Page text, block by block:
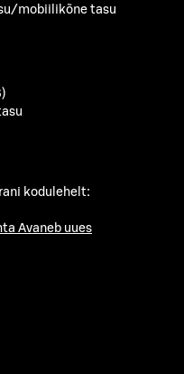
mobiilikõne tasu
kodulehelt:
Avaneb uues